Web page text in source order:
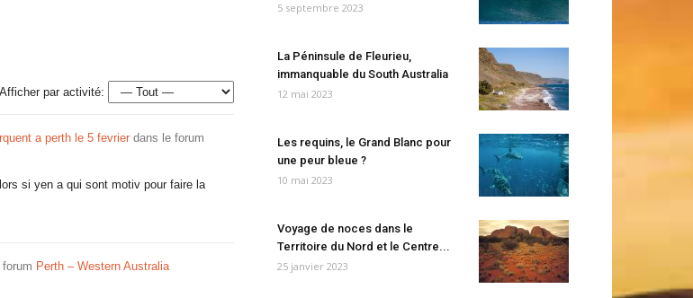
Afficher par activité:
a perth le 5 fevrier dans le forum
si yen a qui sont motiv pour faire la
Perth – Western Australia
5 septembre 2023
La Péninsule de Fleurieu,
immanquable du South Australia
12 mai 2023
Les requins, le Grand Blanc pour
une peur bleue ?
10 mai 2023
Voyage de noces dans le
Territoire du Nord et le Centre...
25 janvier 2023